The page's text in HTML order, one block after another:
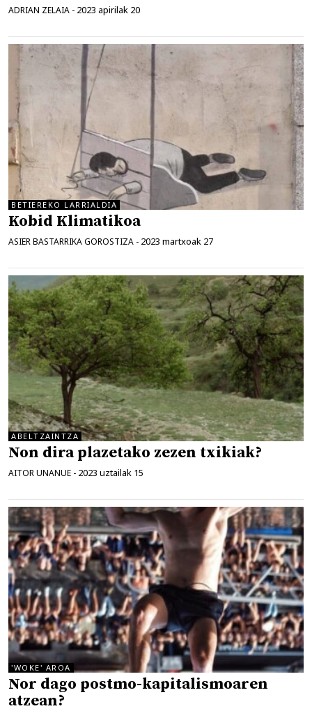
ADRIAN ZELAIA - 2023 apirilak 20
BETIEREKO LARRIALDIA
Kobid Klimatikoa
ASIER BASTARRIKA GOROSTIZA - 2023 martxoak 27
ABELTZAINTZA
Non dira plazetako zezen txikiak?
AITOR UNANUE - 2023 uztailak 15
'WOKE' AROA
Nor dago postmo-kapitalismoaren
atzean?